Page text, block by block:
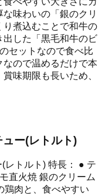
味わいの「銀のクリ
煮込むことで和牛の
した「黒毛和牛のビ
セットなので食べ比
ので温めるだけで本
味期限も長いため、
ー(レトルト)
レトルト) 特長： ● テ
直火焼 銀のクリーム
鶏肉と、食べやすい